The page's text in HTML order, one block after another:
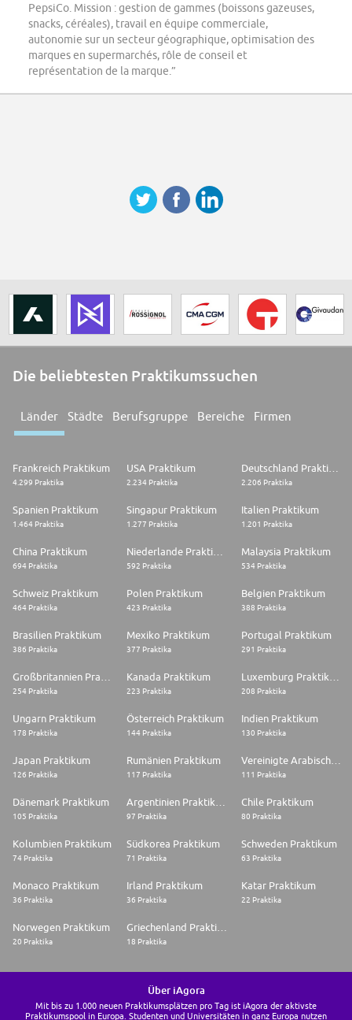
PepsiCo. Mission : gestion de gammes (boissons gazeuses,
snacks, céréales), travail en équipe commerciale,
autonomie sur un secteur géographique, optimisation des
marques en supermarchés, rôle de conseil et
représentation de la marque.”
Die beliebtesten Praktikumssuchen
Länder Städte Berufsgruppe Bereiche Firmen
Frankreich Praktikum
4.299 Praktika
USA Praktikum
2.234 Praktika
Deutschland Praktikum
2.206 Praktika
Spanien Praktikum
1.464 Praktika
Singapur Praktikum
1.277 Praktika
Italien Praktikum
1.201 Praktika
China Praktikum
694 Praktika 592 Praktika
Malaysia Praktikum
534 Praktika
Schweiz Praktikum
464 Praktika
Polen Praktikum
423 Praktika
Belgien Praktikum
388 Praktika
Brasilien Praktikum
386 Praktika
Mexiko Praktikum
377 Praktika
Portugal Praktikum
291 Praktika
254 Praktika
Kanada Praktikum
223 Praktika 208 Praktika
Ungarn Praktikum
178 Praktika
Österreich Praktikum
144 Praktika
Indien Praktikum
130 Praktika
Japan Praktikum
126 Praktika
Rumänien Praktikum
117 Praktika
Vereinigte Arabische Emirate Praktikum
111 Praktika
Dänemark Praktikum
105 Praktika 97 Praktika
Chile Praktikum
80 Praktika
Kolumbien Praktikum
74 Praktika
Südkorea Praktikum
71 Praktika
Schweden Praktikum
63 Praktika
Monaco Praktikum
36 Praktika
Irland Praktikum
36 Praktika
Katar Praktikum
22 Praktika
Norwegen Praktikum
20 Praktika 18 Praktika
Über iAgora
Mit bis zu 1.000 neuen Praktikumsplätzen pro Tag ist iAgora der aktivste
Praktikumspool in Europa. Studenten und Universitäten in ganz Europa nutzen